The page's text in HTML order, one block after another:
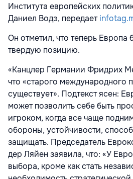
Института европейских
Даниел Водэ, передает
Он отметил, что теперь Европа
твердую позицию.
«Канцлер Германии Фридрих
что «старого международного
существует». Подтекст ясен:
может позволить себе быть
игроком, когда все чаще
обороны, устойчивости,
защищать. Председатель
дер Ляйен заявила, что: «У
выбора, кроме как стать